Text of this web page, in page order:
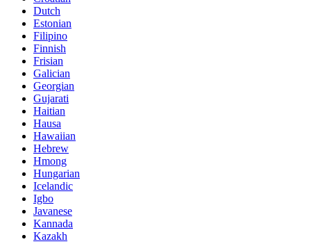
Dutch
Estonian
Filipino
Finnish
Frisian
Galician
Georgian
Gujarati
Haitian
Hausa
Hawaiian
Hebrew
Hmong
Hungarian
Icelandic
Igbo
Javanese
Kannada
Kazakh